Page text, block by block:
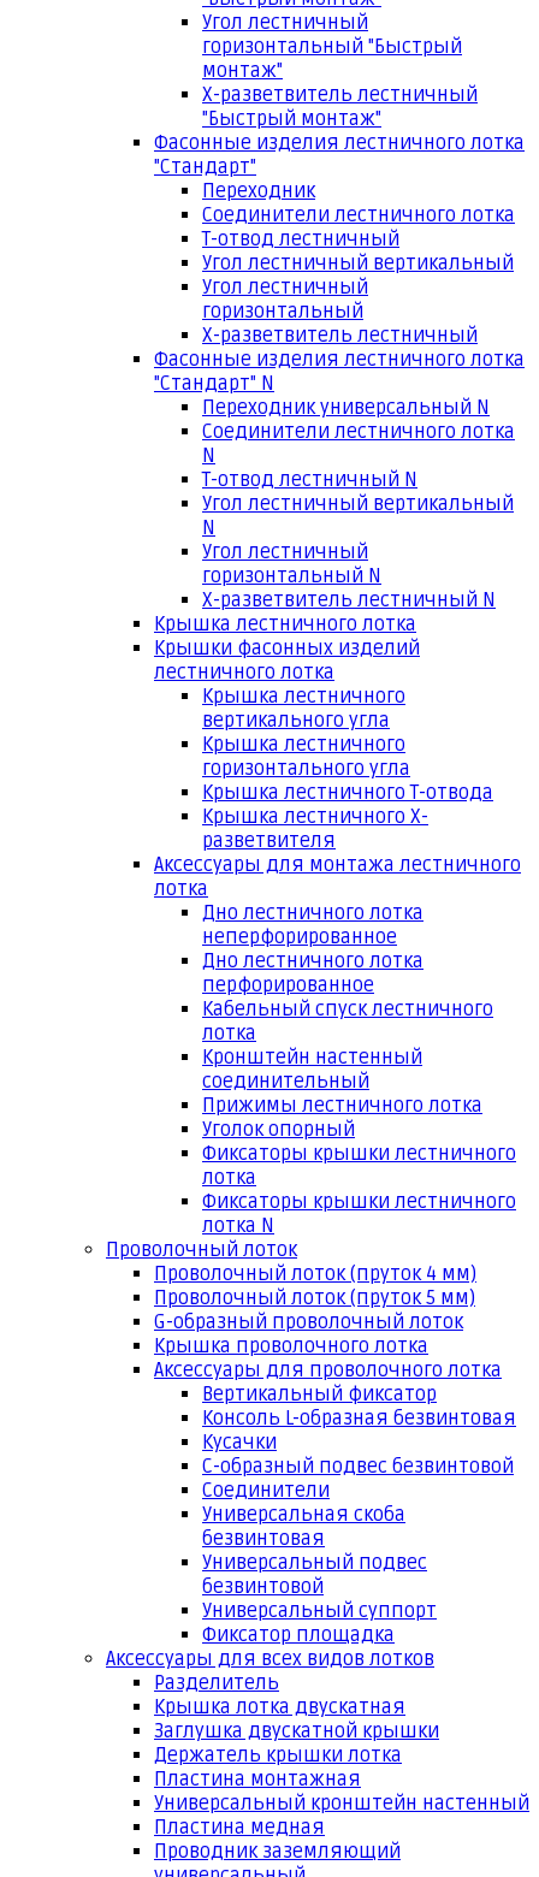
Угол лестничный
горизонтальный "Быстрый
монтаж"
Х-разветвитель лестничный
"Быстрый монтаж"
Фасонные изделия лестничного лотка
"Стандарт"
Переходник
Соединители лестничного лотка
Т-отвод лестничный
Угол лестничный вертикальный
Угол лестничный
горизонтальный
Х-разветвитель лестничный
Фасонные изделия лестничного лотка
"Стандарт" N
Переходник универсальный N
Соединители лестничного лотка
N
Т-отвод лестничный N
Угол лестничный вертикальный
N
Угол лестничный
горизонтальный N
Х-разветвитель лестничный N
Крышка лестничного лотка
Крышки фасонных изделий
лестничного лотка
Крышка лестничного
вертикального угла
Крышка лестничного
горизонтального угла
Крышка лестничного Т-отвода
Крышка лестничного Х-
разветвителя
Аксессуары для монтажа лестничного
лотка
Дно лестничного лотка
неперфорированное
Дно лестничного лотка
перфорированное
Кабельный спуск лестничного
лотка
Кронштейн настенный
соединительный
Прижимы лестничного лотка
Уголок опорный
Фиксаторы крышки лестничного
лотка
Фиксаторы крышки лестничного
лотка N
Проволочный лоток
Проволочный лоток (пруток 4 мм)
Проволочный лоток (пруток 5 мм)
G-образный проволочный лоток
Крышка проволочного лотка
Аксессуары для проволочного лотка
Вертикальный фиксатор
Консоль L-образная безвинтовая
Кусачки
С-образный подвес безвинтовой
Соединители
Универсальная скоба
безвинтовая
Универсальный подвес
безвинтовой
Универсальный суппорт
Фиксатор площадка
Аксессуары для всех видов лотков
Разделитель
Крышка лотка двускатная
Заглушка двускатной крышки
Держатель крышки лотка
Пластина монтажная
Универсальный кронштейн настенный
Пластина медная
Проводник заземляющий